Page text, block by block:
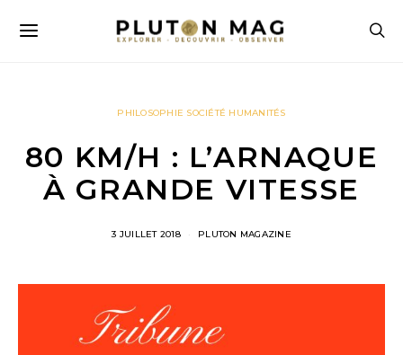
PHILOSOPHIE SOCIÉTÉ HUMANITÉS
80 KM/H : L’ARNAQUE
À GRANDE VITESSE
3 JUILLET 2018 PLUTON MAGAZINE